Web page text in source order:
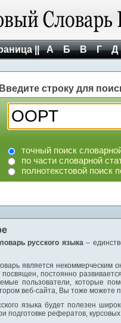
|| А Б В Г Д
Введите строку для
точный поиск
по части словарной
полнотекстовой поиск
русского языка–
является некоммерческим
посвящен, постоянно
пользователи, которые
веб-сайта, Вы тоже можете
языка будет полезен
подготовке рефератов,